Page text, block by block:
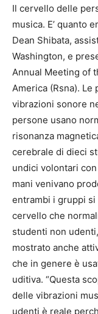
Il cervello delle
musica. E’ quanto
Dean Shibata,
Washington, e
Annual Meeting of
America (Rsna).
vibrazioni sonore
persone usano
risonanza
cerebrale di dieci
undici volontari
mani venivano
entrambi i gruppi
cervello che
studenti non
mostrato anche
che in genere è
uditiva. “Questa
delle vibrazioni
udenti è reale